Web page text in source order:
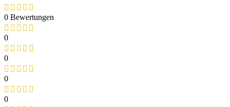
0 Bewertungen
0
0
0
0